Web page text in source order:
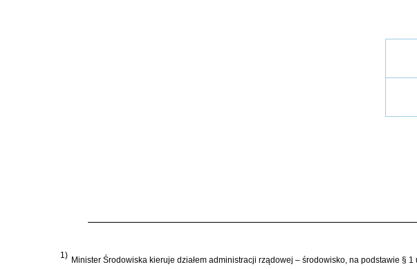
1) Minister Środowiska kieruje działem administracji rządowej – środowisko, na podstawie §